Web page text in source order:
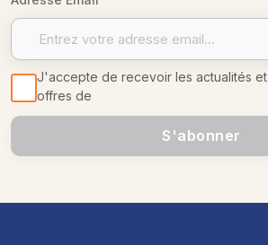
J'accepte de recevoir les actualités et
offres de
S'abonner